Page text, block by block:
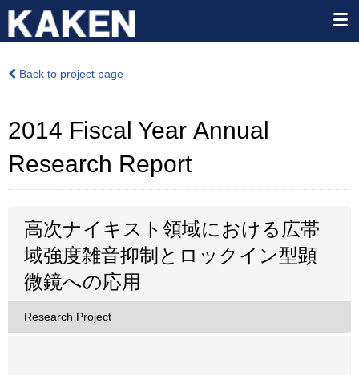
Back to project page
2014 Fiscal Year Annual
Research Report
高次ナイキスト領域における広帯
域強度雑音抑制とロックイン型顕
微鏡への応用
Research Project